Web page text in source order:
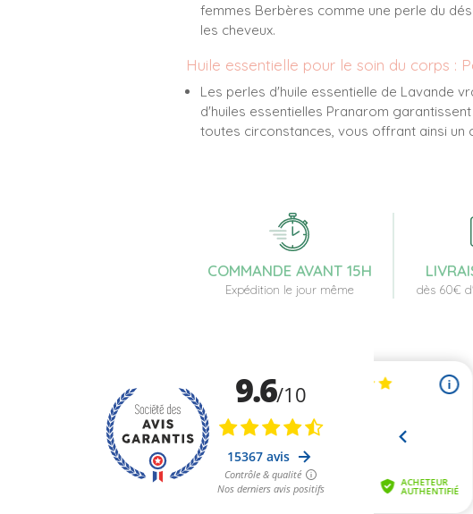
femmes Berbères comme une perle du
les cheveux.
Huile essentielle pour le soin du corps :
Les perles d'huile essentielle de Lavande
d'huiles essentielles Pranarom
toutes circonstances, vous offrant ainsi un
COMMANDE AVANT 15H
Expédition le jour même dès 60€